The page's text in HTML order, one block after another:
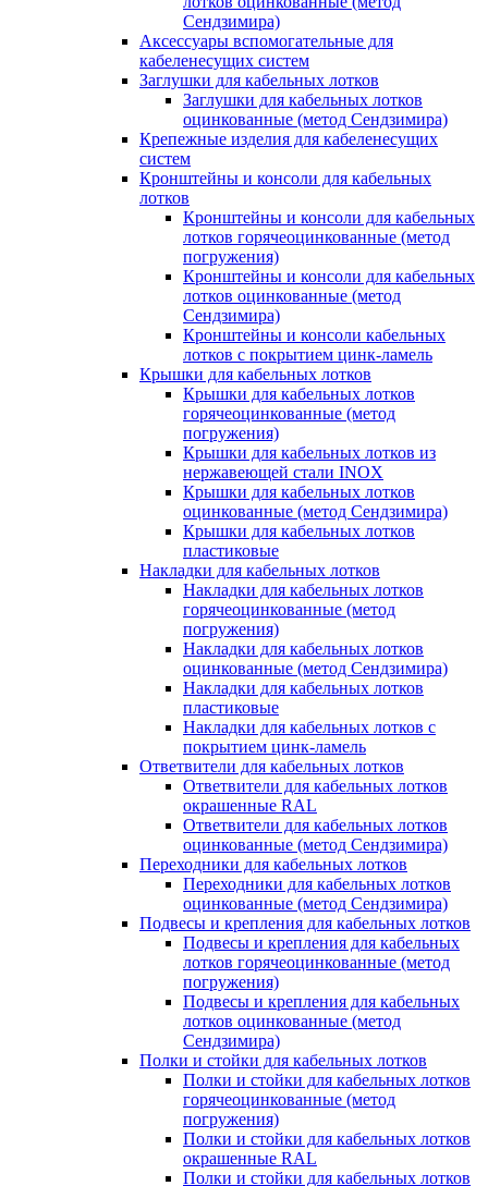
Сендзимира)
Аксессуары вспомогательные для
кабеленесущих систем
Заглушки для кабельных лотков
Заглушки для кабельных лотков
оцинкованные (метод Сендзимира)
Крепежные изделия для кабеленесущих
систем
Кронштейны и консоли для кабельных
лотков
Кронштейны и консоли для кабельных
лотков горячеоцинкованные (метод
погружения)
Кронштейны и консоли для кабельных
лотков оцинкованные (метод
Сендзимира)
Кронштейны и консоли кабельных
лотков с покрытием цинк-ламель
Крышки для кабельных лотков
Крышки для кабельных лотков
горячеоцинкованные (метод
погружения)
Крышки для кабельных лотков из
нержавеющей стали INOX
Крышки для кабельных лотков
оцинкованные (метод Сендзимира)
Крышки для кабельных лотков
пластиковые
Накладки для кабельных лотков
Накладки для кабельных лотков
горячеоцинкованные (метод
погружения)
Накладки для кабельных лотков
оцинкованные (метод Сендзимира)
Накладки для кабельных лотков
пластиковые
Накладки для кабельных лотков с
покрытием цинк-ламель
Ответвители для кабельных лотков
Ответвители для кабельных лотков
окрашенные RAL
Ответвители для кабельных лотков
оцинкованные (метод Сендзимира)
Переходники для кабельных лотков
Переходники для кабельных лотков
оцинкованные (метод Сендзимира)
Подвесы и крепления для кабельных лотков
Подвесы и крепления для кабельных
лотков горячеоцинкованные (метод
погружения)
Подвесы и крепления для кабельных
лотков оцинкованные (метод
Сендзимира)
Полки и стойки для кабельных лотков
Полки и стойки для кабельных лотков
горячеоцинкованные (метод
погружения)
Полки и стойки для кабельных лотков
окрашенные RAL
Полки и стойки для кабельных лотков